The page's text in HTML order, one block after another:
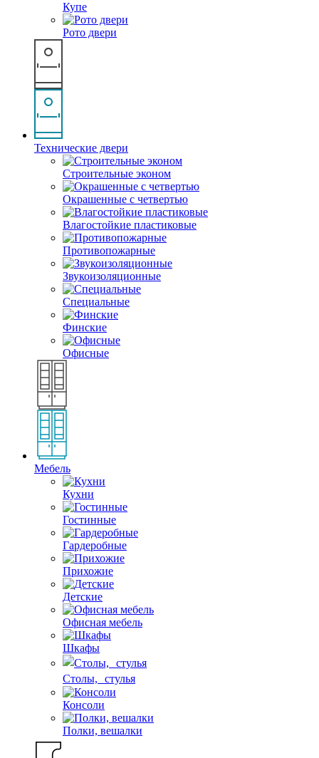
Купе
Рото двери
Технические двери
Строительные эконом
Окрашенные с четвертью
Влагостойкие пластиковые
Противопожарные
Звукоизоляционные
Специальные
Финские
Офисные
Мебель
Кухни
Гостинные
Гардеробные
Прихожие
Детские
Офисная мебель
Шкафы
Столы, стулья
Консоли
Полки, вешалки